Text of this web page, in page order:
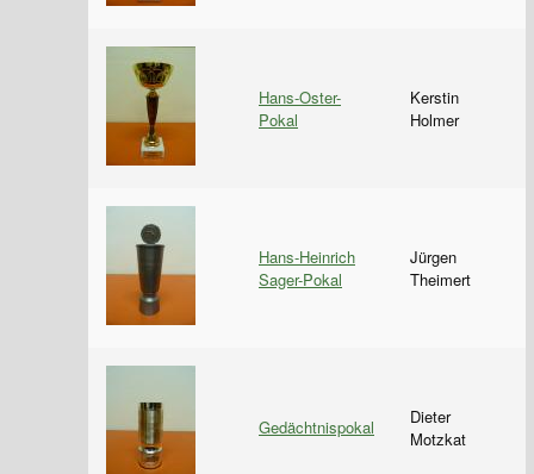
Hans-Oster-
Pokal
Kerstin
Holmer
Hans-Heinrich
Sager-Pokal
Jürgen
Theimert
Gedächtnispokal
Dieter
Motzkat